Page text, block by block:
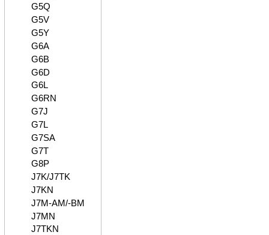
G5Q
G5V
G5Y
G6A
G6B
G6D
G6L
G6RN
G7J
G7L
G7SA
G7T
G8P
J7K/J7TK
J7KN
J7M-AM/-BM
J7MN
J7TKN